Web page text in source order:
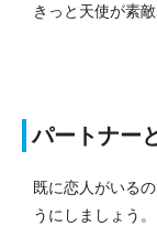
きっと天使が素
パートナー
既に恋人がいる
うにしましょう。